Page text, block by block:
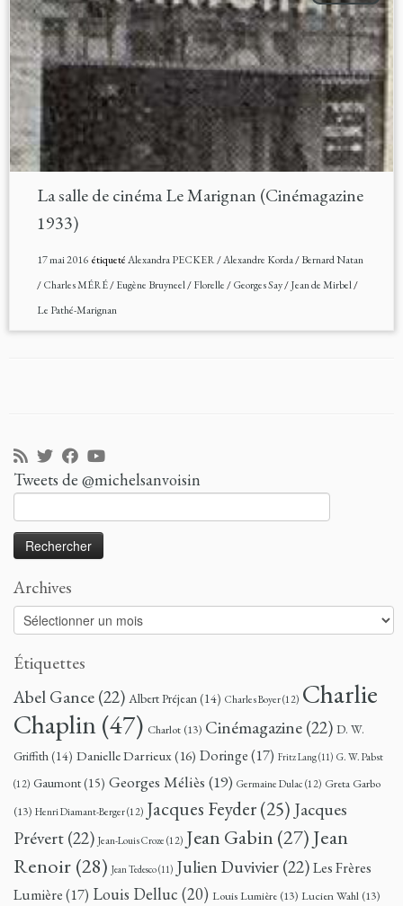
La salle de cinéma Le Marignan (Cinémagazine
1933)
17 mai 2016étiquetéAlexandra PECKER/Alexandre Korda/Bernard Natan
/Charles MÉRÉ/Eugène Bruyneel/Florelle/Georges Say/Jean de Mirbel/
Le Pathé-Marignan
Tweets de @michelsanvoisin
Archives
Archives
Étiquettes
Abel Gance(22) Albert Préjean(14) Charles Boyer(12) Charlie
Chaplin(47) Charlot (13) Cinémagazine(22) D. W.
Griffith(14) Danielle Darrieux(16) Doringe(17) Fritz Lang(11) G. W. Pabst
(12) Gaumont(15) Georges Méliès (19) Germaine Dulac (12) Greta Garbo
(13) Henri Diamant-Berger(12) Jacques Feyder(25) Jacques
Prévert(22) Jean-Louis Croze (12) Jean Gabin (27) Jean
Renoir (28) Jean Tedesco(11) Julien Duvivier(22)Les Frères
Lumière(17) Louis Delluc (20) Louis Lumière (13) Lucien Wahl (13)